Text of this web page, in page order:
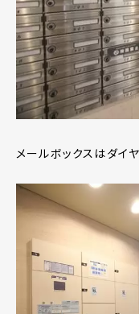
メールボックスはダイ